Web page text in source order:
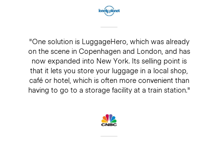
"One solution is LuggageHero, which was already
on the scene in Copenhagen and London, and has
now expanded into New York. Its selling point is
that it lets you store your luggage in a local shop,
café or hotel, which is often more convenient than
having to go to a storage facility at a train station."